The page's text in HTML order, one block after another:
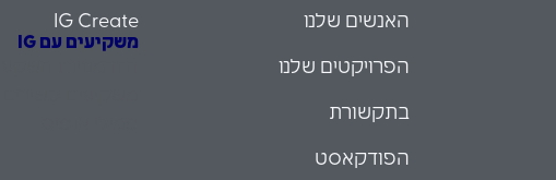
האנשים שלנו
הפרויקטים שלנו
בתקשורת
הפודקאסט
IG Create
משקיעים עם IG